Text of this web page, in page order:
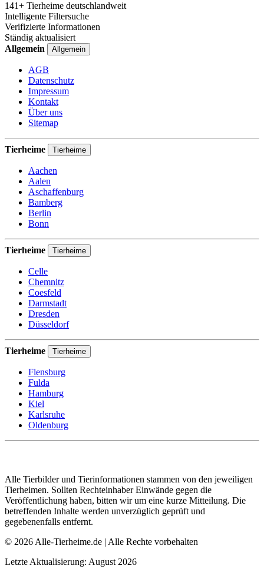
141+ Tierheime deutschlandweit
Intelligente Filtersuche
Verifizierte Informationen
Ständig aktualisiert
Allgemein
Allgemein
AGB
Datenschutz
Impressum
Kontakt
Über uns
Sitemap
Tierheime Tierheime
Aachen
Aalen
Aschaffenburg
Bamberg
Berlin
Bonn
Tierheime Tierheime
Celle
Chemnitz
Coesfeld
Darmstadt
Dresden
Düsseldorf
Tierheime Tierheime
Flensburg
Fulda
Hamburg
Kiel
Karlsruhe
Oldenburg
Alle Tierbilder und Tierinformationen stammen von den jeweiligen
Tierheimen. Sollten Rechteinhaber Einwände gegen die
Veröffentlichung haben, bitten wir um eine kurze Mitteilung. Die
betreffenden Inhalte werden unverzüglich geprüft und
gegebenenfalls entfernt.
© 2026 Alle-Tierheime.de | Alle Rechte vorbehalten
Letzte Aktualisierung: August 2026